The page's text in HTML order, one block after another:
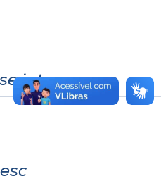
se interessar